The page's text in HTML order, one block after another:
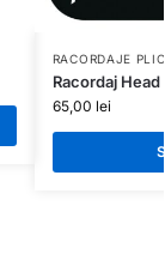
RACORDAJE PLIC
Racordaj Head
65,00 lei